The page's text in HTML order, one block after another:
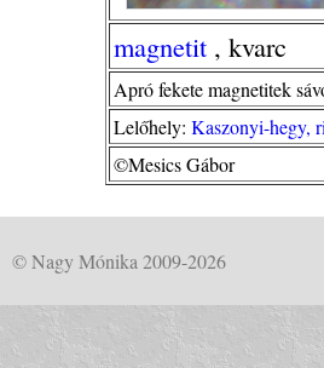
magnetit , kvarc
Apró fekete magnetitek
Lelőhely: Kaszonyi-hegy,
©Mesics Gábor
© Nagy Mónika 2009-2026